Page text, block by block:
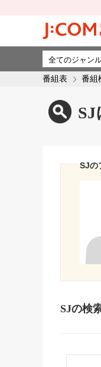
番組表 番組
SJ
SJの
SJの検